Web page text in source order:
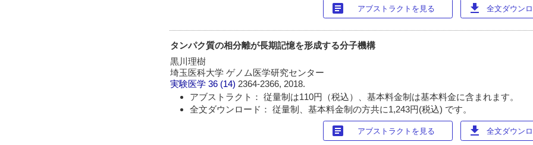
article アブストラクトを見る download 全文ダウン
タンパク質の相分離が長期記憶を形成する分子機構
黒川理樹
埼玉医科大学 ゲノム医学研究センター
実験医学 36 (14) 2364-2366, 2018.
アブストラクト： 従量制は110円（税込）、基本料金制は基本料金に含まれます。
全文ダウンロード： 従量制、基本料金制の方共に1,243円(税込) です。
article アブストラクトを見る download 全文ダウン